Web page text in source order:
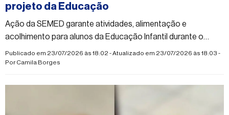
projeto da Educação
Ação da SEMED garante atividades, alimentação e
acolhimento para alunos da Educação Infantil durante o
recesso
Publicado em 23/07/2026 às 18:02 - Atualizado em 23/07/2026 às 18:03 -
PorCamila Borges